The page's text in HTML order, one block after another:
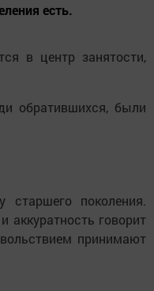
есть.
в центр занятости,
обратившихся, были
старшего поколения.
аккуратность говорит
принимают